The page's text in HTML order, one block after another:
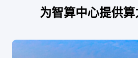
为智算中心提供